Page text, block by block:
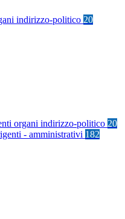
indirizzo-politico 20
organi indirizzo-politico 20
- amministrativi 182